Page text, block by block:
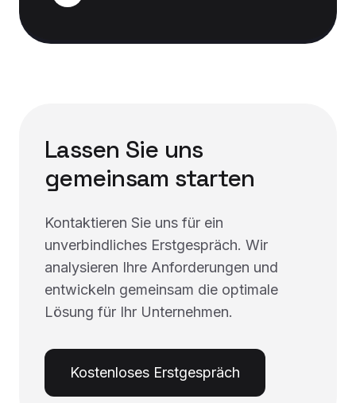
Lassen Sie uns
gemeinsam starten
Kontaktieren Sie uns für ein
unverbindliches Erstgespräch. Wir
analysieren Ihre Anforderungen und
entwickeln gemeinsam die optimale
Lösung für Ihr Unternehmen.
Kostenloses Erstgespräch